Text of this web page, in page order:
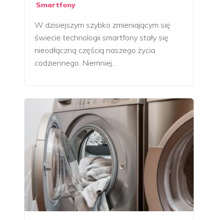
Smartfony
W dzisiejszym szybko zmieniającym się
świecie technologii smartfony stały się
nieodłączną częścią naszego życia
codziennego. Niemniej…